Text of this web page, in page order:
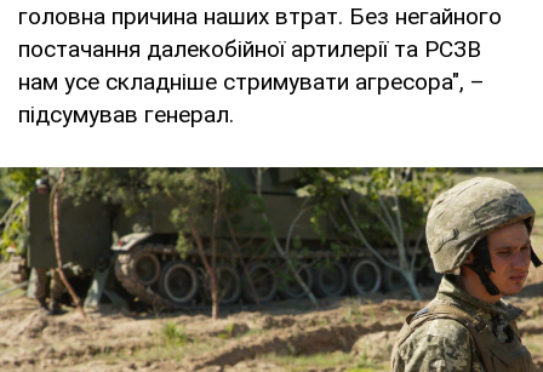
головна причина наших втрат. Без негайного
постачання далекобійної артилерії та РСЗВ
нам усе складніше стримувати агресора", –
підсумував генерал.